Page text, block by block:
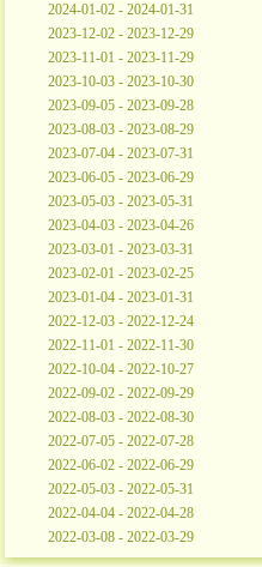
2024-01-02 - 2024-01-31
2023-12-02 - 2023-12-29
2023-11-01 - 2023-11-29
2023-10-03 - 2023-10-30
2023-09-05 - 2023-09-28
2023-08-03 - 2023-08-29
2023-07-04 - 2023-07-31
2023-06-05 - 2023-06-29
2023-05-03 - 2023-05-31
2023-04-03 - 2023-04-26
2023-03-01 - 2023-03-31
2023-02-01 - 2023-02-25
2023-01-04 - 2023-01-31
2022-12-03 - 2022-12-24
2022-11-01 - 2022-11-30
2022-10-04 - 2022-10-27
2022-09-02 - 2022-09-29
2022-08-03 - 2022-08-30
2022-07-05 - 2022-07-28
2022-06-02 - 2022-06-29
2022-05-03 - 2022-05-31
2022-04-04 - 2022-04-28
2022-03-08 - 2022-03-29